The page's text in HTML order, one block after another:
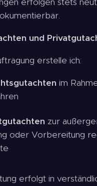
und
erstelle ich:
im
zur
oder Vorbereitung
erfolgt in